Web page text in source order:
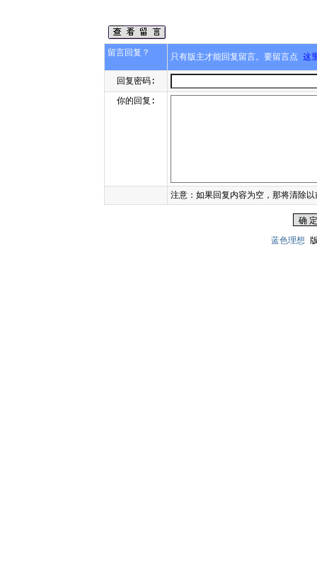
留言回复？ 只有版主才能回复留言。要留言点 这
回复密码:
你的回复:
注意：如果回复内容为空，那将清除
蓝色理想版